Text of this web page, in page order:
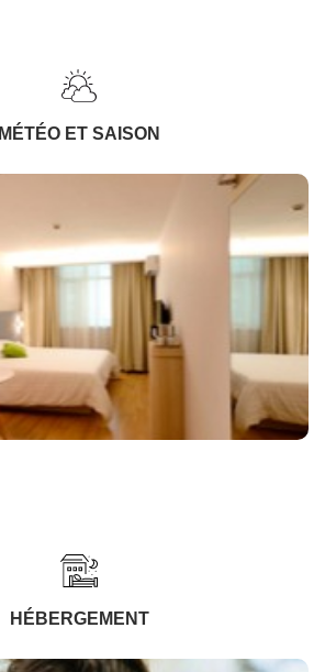
MÉTÉO ET SAISON
HÉBERGEMENT